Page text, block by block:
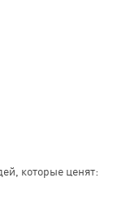
которые ценят: